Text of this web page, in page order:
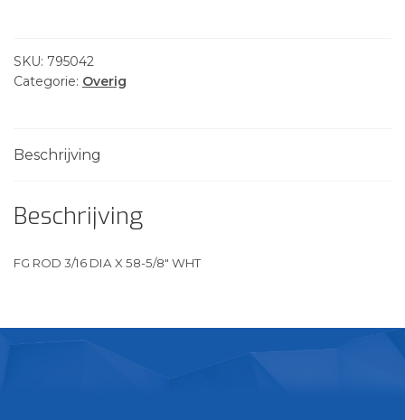
X
58-
aantal
SKU: 795042
Categorie: Overig
Beschrijving
Beschrijving
FG ROD 3/16 DIA X 58-5/8″ WHT